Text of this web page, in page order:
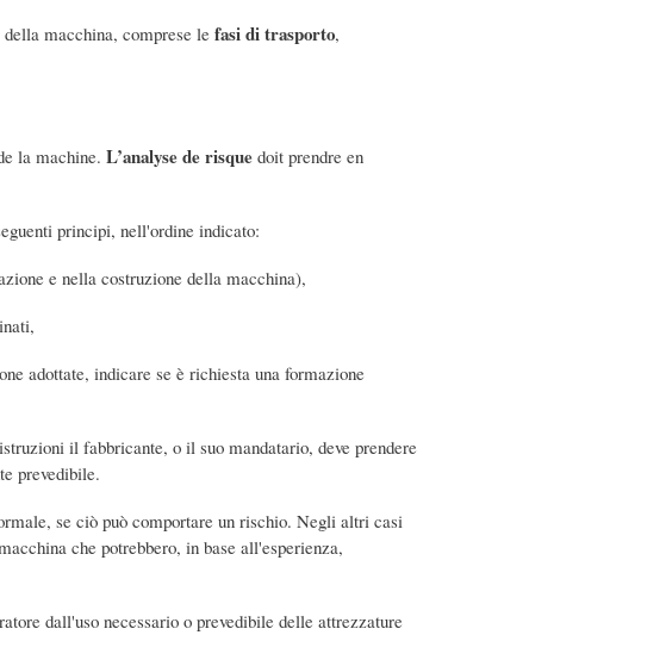
macchina, comprese le fasi di trasporto,
la machine. L’analyse de risque doit prendre en
principi, nell'ordine indicato:
e nella costruzione della macchina),
adottate, indicare se è richiesta una formazione
il fabbricante, o il suo mandatario, deve prendere
prevedibile.
se ciò può comportare un rischio. Negli altri casi
che potrebbero, in base all'esperienza,
dall'uso necessario o prevedibile delle attrezzature